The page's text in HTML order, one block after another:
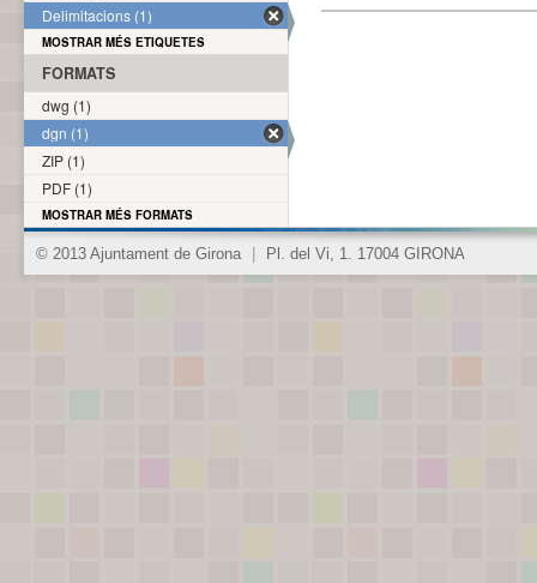
Delimitacions (1)
MOSTRAR MÉS ETIQUETES
FORMATS
dwg (1)
dgn (1)
ZIP (1)
PDF (1)
MOSTRAR MÉS FORMATS
© 2013 Ajuntament de Girona Pl. del Vi, 1. 17004 GIRONA